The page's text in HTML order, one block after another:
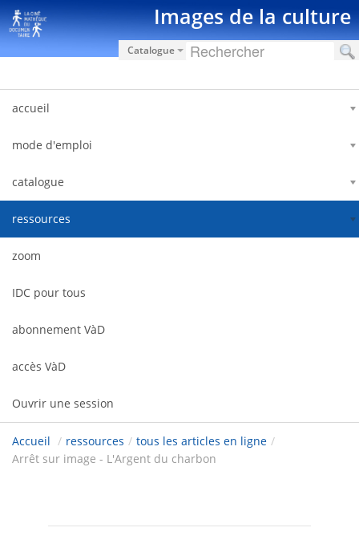
Saut au contenu Images de la culture
Catalogue
accueil
mode d'emploi
catalogue
ressources
zoom
IDC pour tous
abonnement VàD
accès VàD
Ouvrir une session
Accueil / ressources / tous les articles en ligne /
Arrêt sur image - L'Argent du charbon